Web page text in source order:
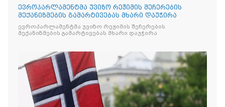
ევროპარლამენტმა უვიზო რეჟიმის შეჩერების
მექანიზმების გამარტივებას მხარი დაუჭირა
ევროპარლამენტმა უვიზო რეჟიმის შეჩერების
მექანიზმების გამარტივებას მხარი დაუჭირა